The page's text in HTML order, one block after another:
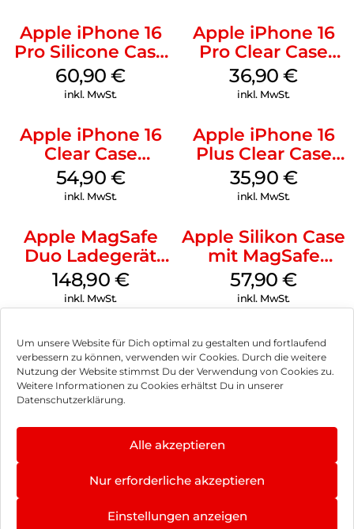
Um unsere Website für Dich optimal zu gestalten und fortlaufend
verbessern zu können, verwenden wir Cookies. Durch die weitere
Nutzung der Website stimmst Du der Verwendung von Cookies zu.
Weitere Informationen zu Cookies erhältst Du in unserer
Datenschutzerklärung.
Alle akzeptieren
Nur erforderliche akzeptieren
Einstellungen anzeigen
Apple iPhone 16
Pro Silicone Case
MagSafe Stone
Gray
60,90€
inkl. MwSt.
Apple iPhone 16
Pro Clear Case
MagSafe
Transparent
36,90€
inkl. MwSt.
Apple iPhone 16
Clear Case
MagSafe
Transparent
54,90 €
inkl. MwSt.
Apple iPhone 16
Plus Clear Case
MagSafe
Transparent
35,90 €
inkl. MwSt.
Apple MagSafe
Duo Ladegerät
Weiß
148,90 €
inkl. MwSt.
Apple Silikon Case
mit MagSafe
iPhone 14 Pro
(PRODUCT)RED
57,90€
inkl. MwSt.
Impressum
Hinweis zur Batterieentsorgung